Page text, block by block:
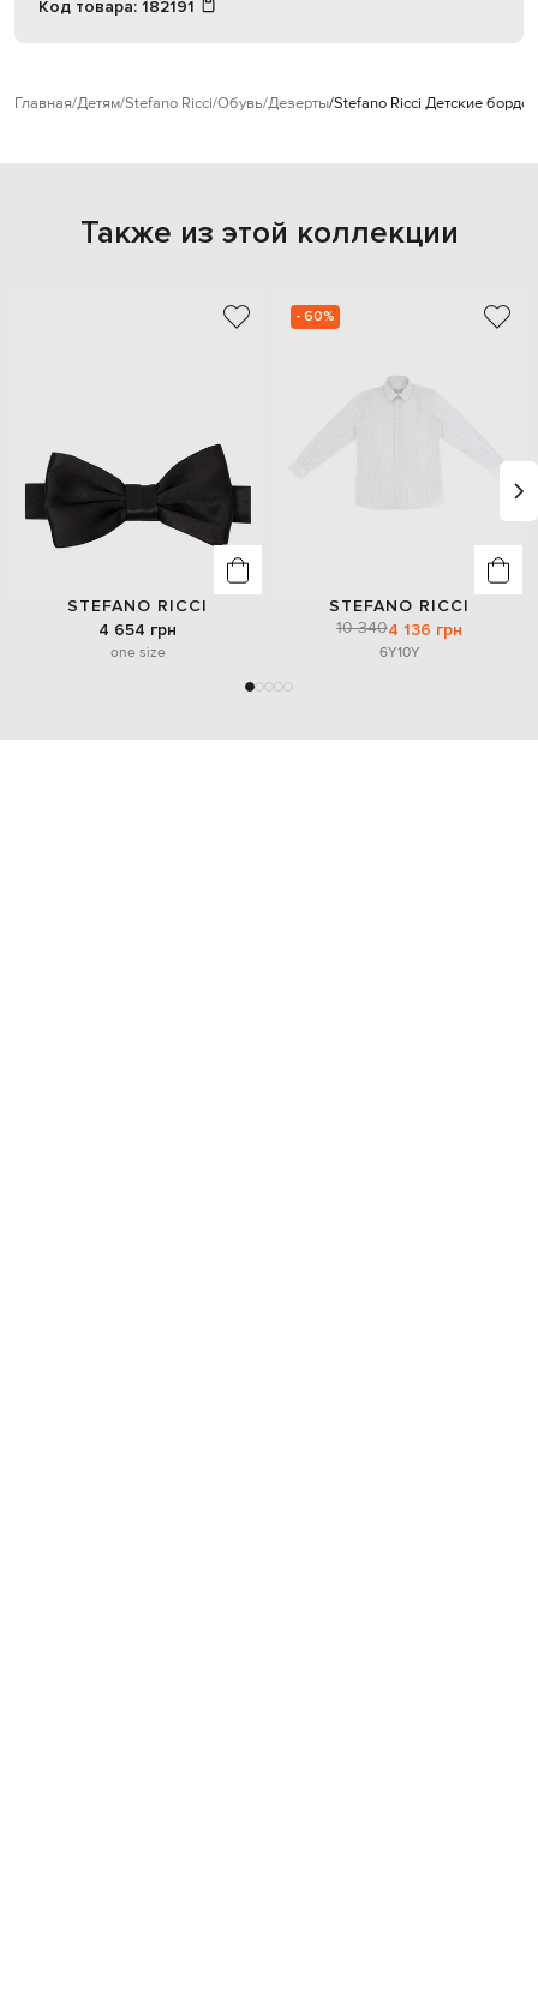
Код товара: 182191
Главная Детям Stefano Ricci Обувь Дезерты Stefano Ricci Детские
Также из этой коллекции
STEFANO RICCI
4 654 грн
one size
- 60%
STEFANO RICCI
10 3404 136 грн
6Y10Y